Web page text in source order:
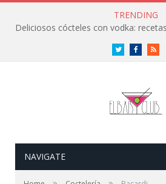
TRENDING
TwitterFacebookRSS
NAVIGATE